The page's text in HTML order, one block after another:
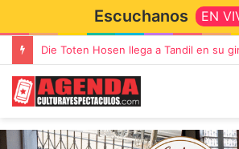
Escuchanos EN